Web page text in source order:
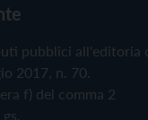
pubblici all'editoria
2017, n. 70.
f) del comma 2